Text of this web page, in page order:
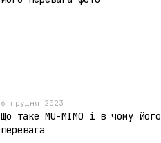
6 грудня 2023
Що таке MU-MIMO і в чому його
перевага